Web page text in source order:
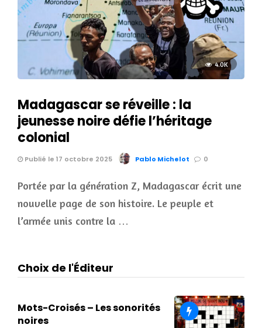
4.0K
Madagascar se réveille : la
jeunesse noire défie l’héritage
colonial
Publié le 17 octobre 2025 Pablo Michelot 0
Portée par la génération Z, Madagascar écrit une
nouvelle page de son histoire. Le peuple et
l’armée unis contre la …
Choix de l'Éditeur
Mots-Croisés – Les sonorités
noires